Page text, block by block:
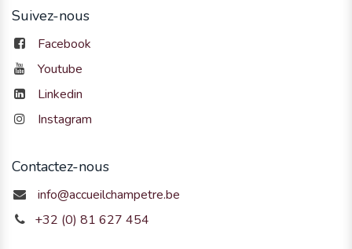
Suivez-nous
Facebook
Youtube
Linkedin
Instagram
Contactez-nous
info@accueilchampetre.be
+32 (0) 81 627 454